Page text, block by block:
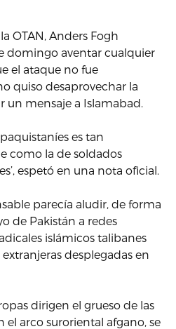
OTAN, Anders Fogh
domingo aventar cualquier
el ataque no fue
quiso desaprovechar la
un mensaje a Islamabad.
es tan
como la de soldados
espetó en una nota oficial.
parecía aludir, de forma
de Pakistán a redes
islámicos talibanes
desplegadas en
dirigen el grueso de las
el arco suroriental afgano, se